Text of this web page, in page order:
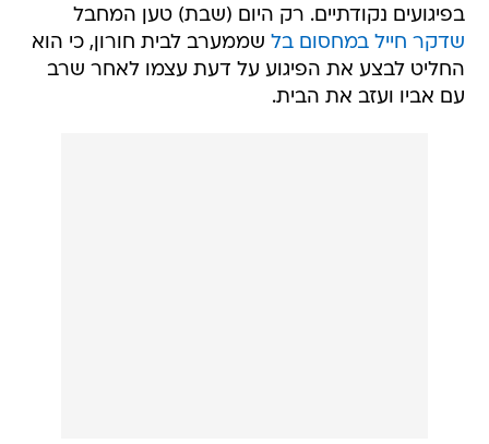
בפיגועים נקודתיים. רק היום (שבת) טען המחבל
שדקר חייל במחסום בל שממערב לבית חורון, כי הוא
החליט לבצע את הפיגוע על דעת עצמו לאחר שרב
עם אביו ועזב את הבית.